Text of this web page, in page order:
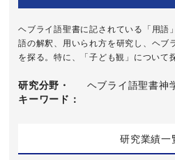
ヘブライ語聖書に記されている「用語
語の解釈、用いられ方を研究し、ヘブ
を探る。特に、「子ども観」について
研究分野・
キーワード
ヘブライ語聖書神
研究業績一